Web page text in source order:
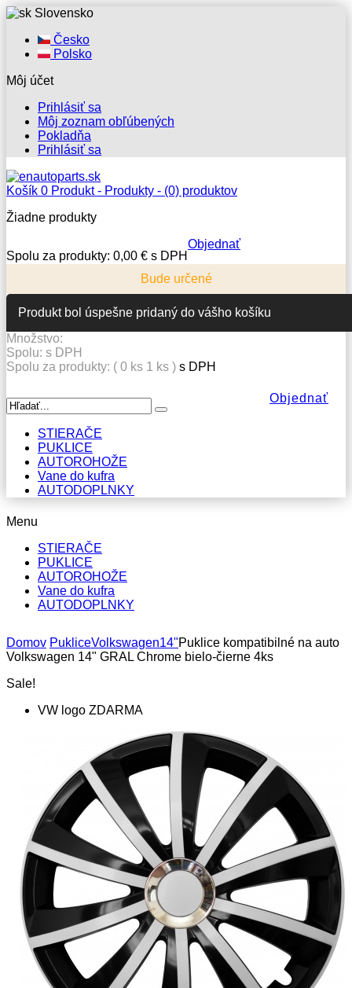
Slovensko
Česko
Polsko
Môj účet
Prihlásiť sa
Môj zoznam obľúbených
Pokladňa
Prihlásiť sa
Košík 0 Produkt - Produkty - (0) produktov
Žiadne produkty
Spolu za produkty: 0,00 € s DPH
Objednať
Bude určené
Produkt bol úspešne pridaný do vášho košíku
Množstvo:
Spolu: s DPH
Spolu za produkty: ( 0 ks 1 ks ) s DPH
Objednať
STIERAČE
PUKLICE
AUTOROHOŽE
Vane do kufra
AUTODOPLNKY
Menu
STIERAČE
PUKLICE
AUTOROHOŽE
Vane do kufra
AUTODOPLNKY
Domov PukliceVolkswagen14"Puklice kompatibilné na auto
Volkswagen 14" GRAL Chrome bielo-čierne 4ks
Sale!
VW logo ZDARMA